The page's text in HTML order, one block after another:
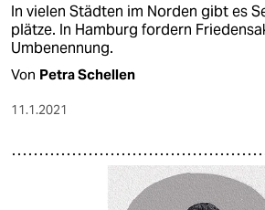
In vielen Städten im Norden gibt es
plätze. In Hamburg fordern
Umbenennung.
Von Petra Schellen
11.1.2021